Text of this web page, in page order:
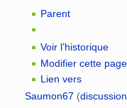
Parent
Voir l’historique
Modifier cette page
Lien vers
Saumon67 (discussion